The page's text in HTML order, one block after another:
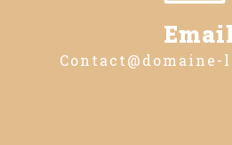
contact@domaine-